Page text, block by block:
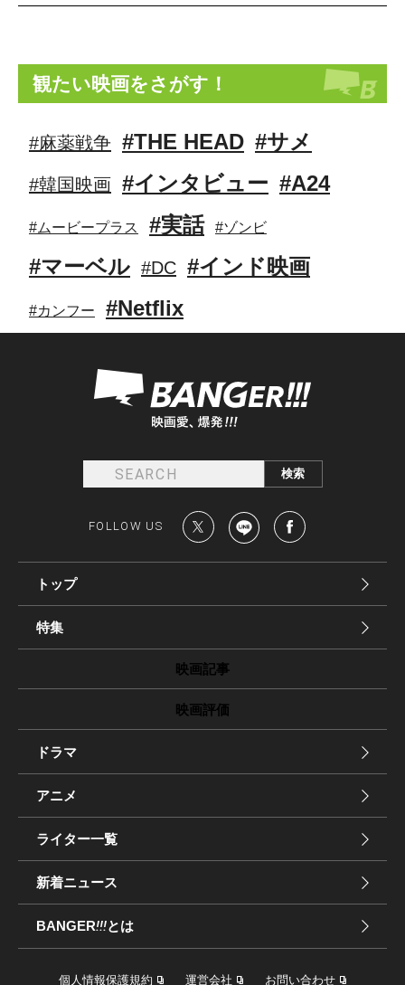
観たい映画をさがす！
#麻薬戦争 #THE HEAD #サメ
#韓国映画 #インタビュー #A24
#ムービープラス #実話 #ゾンビ
#マーベル #DC #インド映画
#カンフー #Netflix
FOLLOW US
トップ
特集
映画記事
映画評価
ドラマ
アニメ
ライター一覧
新着ニュース
BANGER!!!とは
個人情報保護規約 運営会社 お問い合わせ